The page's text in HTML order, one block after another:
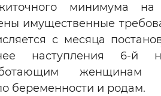
минимума
имущественные
с месяца
наступления 6‑й
женщинам
беременности и родам.